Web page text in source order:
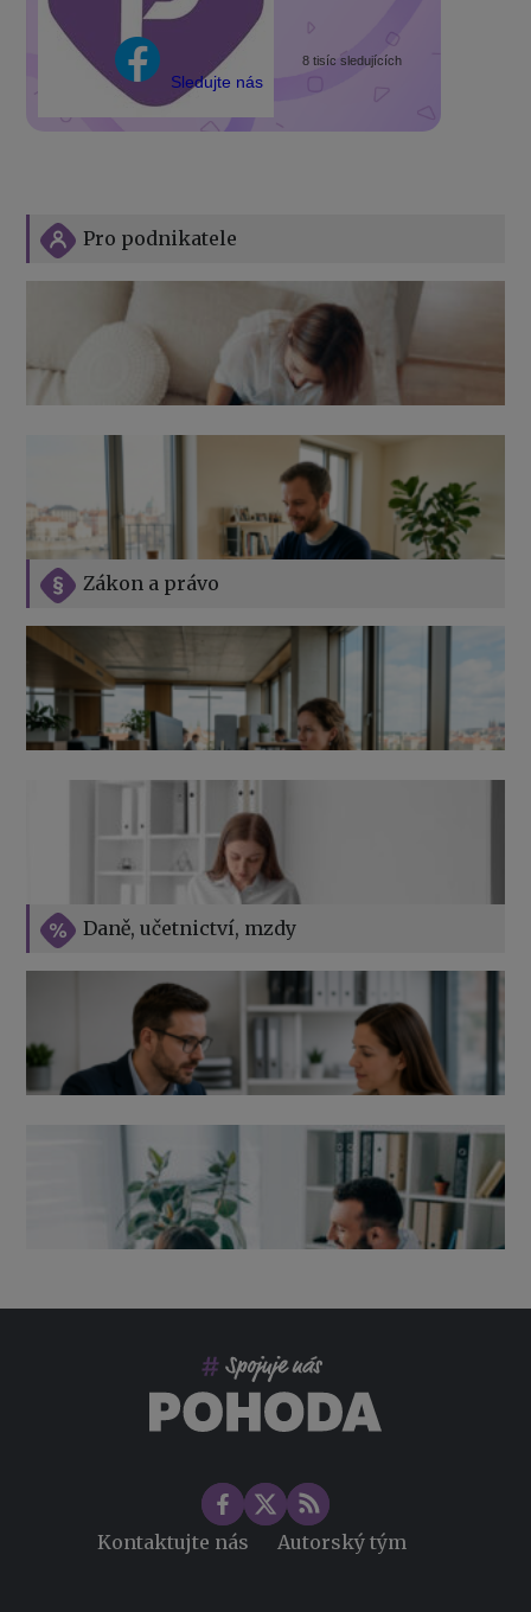
Sledujte nás
8 tisíc sledujících
Daně, učetnictví, mzdy
Zákon a právo
Vše o překážkách v práci na straně zaměstnavatele
Výpověď ze zdravotních důvodů 2026 – průvodce pro
zaměstnavatele
Pro podnikatele
Jak na podnikání při rodičovské dovolené
Přehledy pro OSSZ a zdravotní pojišťovny – jak na ně
v roce 2026
Kontaktujte nás Autorský tým